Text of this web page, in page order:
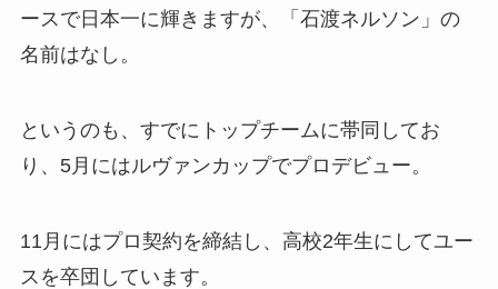
ースで日本一に輝きますが、「石渡ネルソン」の
名前はなし。
というのも、すでにトップチームに帯同してお
り、5月にはルヴァンカップでプロデビュー。
11月にはプロ契約を締結し、高校2年生にしてユー
スを卒団しています。